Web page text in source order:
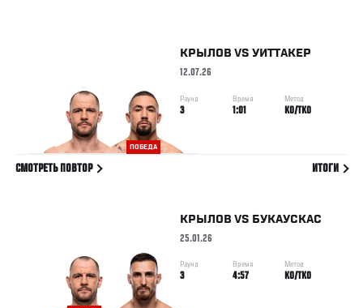
ПОБЕДА
КРЫЛОВ VS УИТТАКЕР
12.07.26
Раунд
3
Время
1:01
Метод
KO/TKO
СМОТРЕТЬ ПОВТОР ИТОГИ
КРЫЛОВ VS БУКАУСКАС
25.01.26
Раунд
3
Время
4:57
Метод
KO/TKO